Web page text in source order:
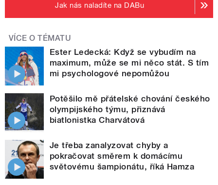
Jak nás naladíte na DABu
VÍCE O TÉMATU
Ester Ledecká: Když se vybudím na
maximum, může se mi něco stát. S tím
mi psychologové nepomůžou
Potěšilo mě přátelské chování českého
olympijského týmu, přiznává
biatlonistka Charvátová
Je třeba zanalyzovat chyby a
pokračovat směrem k domácímu
světovému šampionátu, říká Hamza